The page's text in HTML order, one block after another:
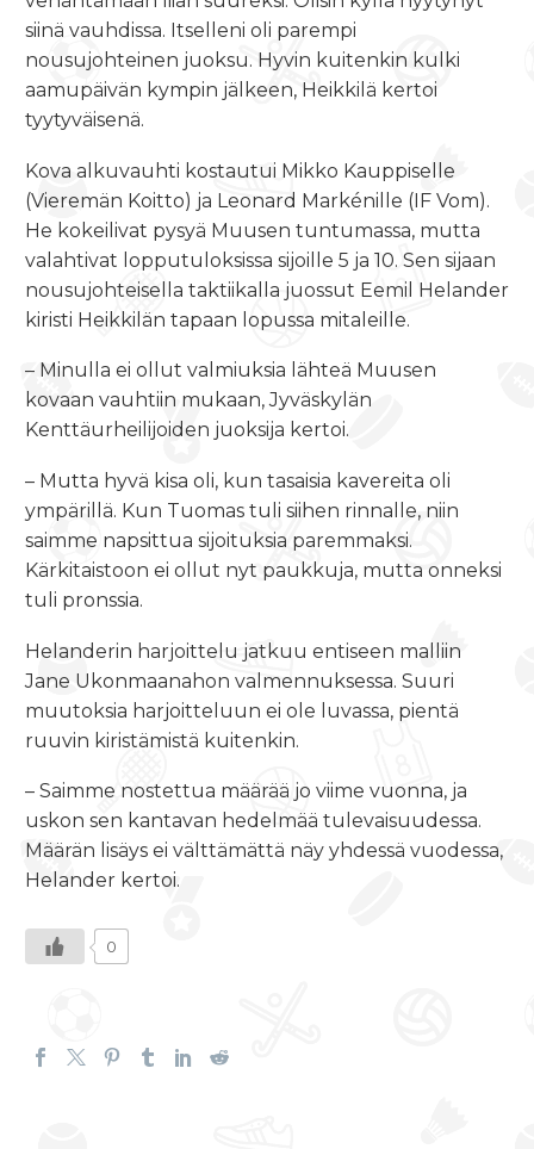
siinä vauhdissa. Itselleni oli parempi
nousujohteinen juoksu. Hyvin kuitenkin kulki
aamupäivän kympin jälkeen, Heikkilä kertoi
tyytyväisenä.
Kova alkuvauhti kostautui Mikko Kauppiselle
(Vieremän Koitto) ja Leonard Markénille (IF Vom).
He kokeilivat pysyä Muusen tuntumassa, mutta
valahtivat lopputuloksissa sijoille 5 ja 10. Sen sijaan
nousujohteisella taktiikalla juossut Eemil Helander
kiristi Heikkilän tapaan lopussa mitaleille.
– Minulla ei ollut valmiuksia lähteä Muusen
kovaan vauhtiin mukaan, Jyväskylän
Kenttäurheilijoiden juoksija kertoi.
– Mutta hyvä kisa oli, kun tasaisia kavereita oli
ympärillä. Kun Tuomas tuli siihen rinnalle, niin
saimme napsittua sijoituksia paremmaksi.
Kärkitaistoon ei ollut nyt paukkuja, mutta onneksi
tuli pronssia.
Helanderin harjoittelu jatkuu entiseen malliin
Jane Ukonmaanahon valmennuksessa. Suuri
muutoksia harjoitteluun ei ole luvassa, pientä
ruuvin kiristämistä kuitenkin.
– Saimme nostettua määrää jo viime vuonna, ja
uskon sen kantavan hedelmää tulevaisuudessa.
Määrän lisäys ei välttämättä näy yhdessä vuodessa,
Helander kertoi.
0